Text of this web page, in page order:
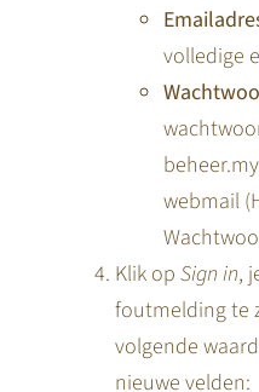
volledige
webmail
Klik op Sign in,
foutmelding te
volgende
nieuwe velden: